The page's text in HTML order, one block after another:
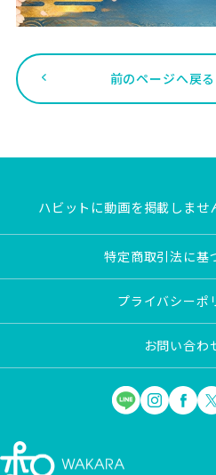
前のページへ戻る
ハビットに動画を掲載しませ
特定商取引法に基
プライバシーポ
お問い合わ